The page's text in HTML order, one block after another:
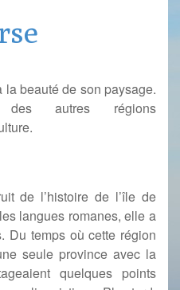
beauté de son paysage.
autres régions
de l’histoire de l’île de
langues romanes, elle a
Du temps où cette région
seule province avec la
quelques points